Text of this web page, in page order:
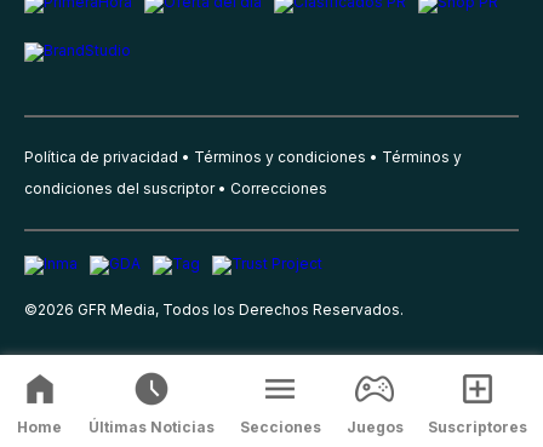
Política de privacidad Términos y condiciones
Términos y
condiciones del suscriptor
Correcciones
©2026 GFR Media, Todos los Derechos Reservados.
Home Últimas Noticias Secciones Juegos Suscriptores